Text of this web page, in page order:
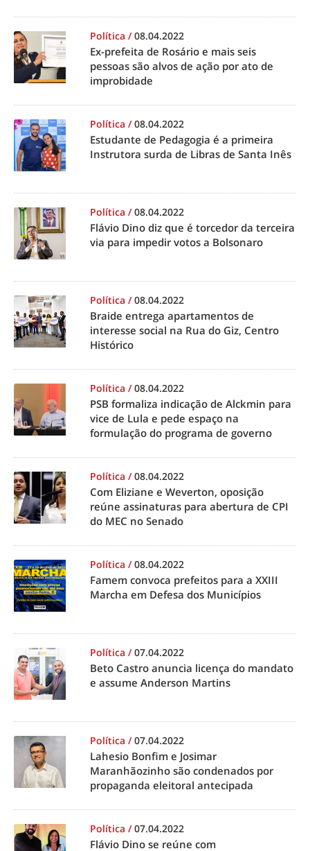
Política /08.04.2022
Ex-prefeita de Rosário e mais seis
pessoas são alvos de ação por ato de
improbidade
Política /08.04.2022
Estudante de Pedagogia é a primeira
Instrutora surda de Libras de Santa Inês
Política /08.04.2022
Flávio Dino diz que é torcedor da terceira
via para impedir votos a Bolsonaro
Política /08.04.2022
Braide entrega apartamentos de
interesse social na Rua do Giz, Centro
Histórico
Política /08.04.2022
PSB formaliza indicação de Alckmin para
vice de Lula e pede espaço na
formulação do programa de governo
Política /08.04.2022
Com Eliziane e Weverton, oposição
reúne assinaturas para abertura de CPI
do MEC no Senado
Política /08.04.2022
Famem convoca prefeitos para a XXIII
Marcha em Defesa dos Municípios
Política /07.04.2022
Beto Castro anuncia licença do mandato
e assume Anderson Martins
Política /07.04.2022
Lahesio Bonfim e Josimar
Maranhãozinho são condenados por
propaganda eleitoral antecipada
Política /07.04.2022
Flávio Dino se reúne com